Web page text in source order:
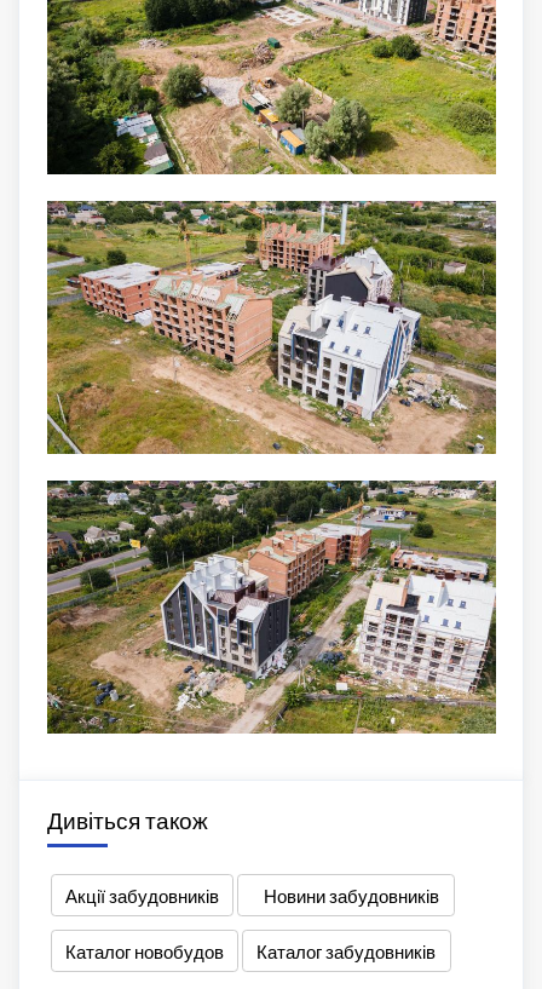
Дивіться також
Акції забудовників Новини забудовників
Каталог новобудов Каталог забудовників